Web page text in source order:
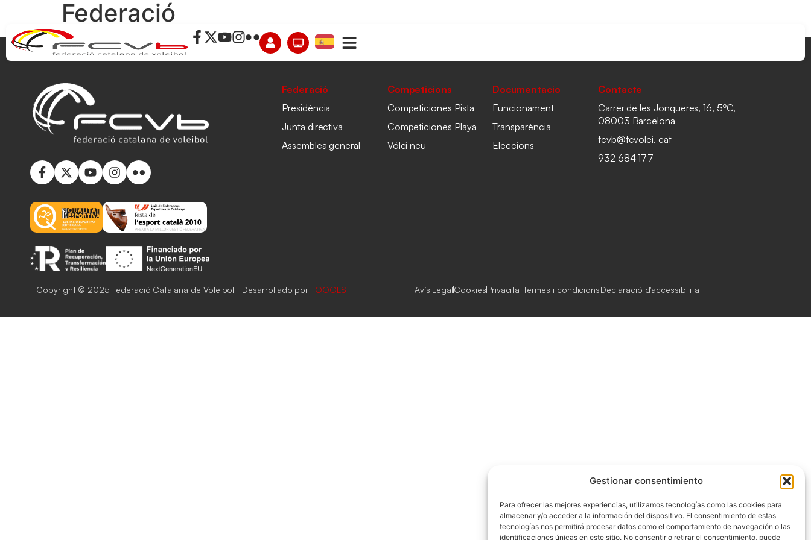
Gestionar consentimiento
Para ofrecer las mejores experiencias, utilizamos tecnologías como las cookies para
almacenar y/o acceder a la información del dispositivo. El consentimiento de estas
tecnologías nos permitirá procesar datos como el comportamiento de navegación o las
identificaciones únicas en este sitio. No consentir o retirar el consentimiento, puede
Federació
Federació
Presidència
Junta directiva
Assemblea general
Competicions
Competiciones Pista
Competiciones Playa
Vólei neu
Documentacio
Funcionament
Transparència
Eleccions
Contacte
Carrer de les Jonqueres, 16, 5ºC,
08003 Barcelona
fcvb@fcvolei. cat
932 684 177
Copyright © 2025 Federació Catalana de Voleibol | Desarrollado porTOOOLS Avís LegalCookiesPrivacitatTermes i condicionsDeclaració d'accessibilitat